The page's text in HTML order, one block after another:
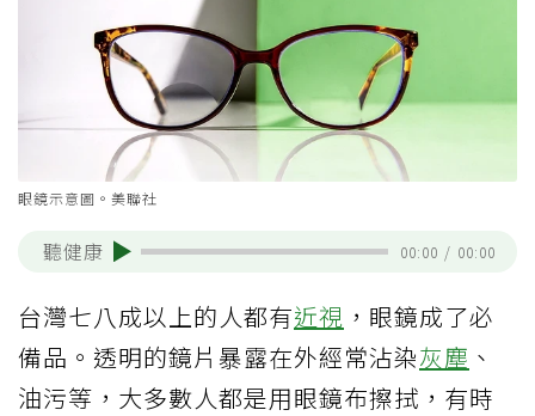
眼鏡示意圖。美聯社
聽健康 00:00 / 00:00
台灣七八成以上的人都有近視 ，眼鏡成了必
備品。透明的鏡片暴露在外經常沾染灰塵 、
油污等，大多數人都是用眼鏡布擦拭，有時